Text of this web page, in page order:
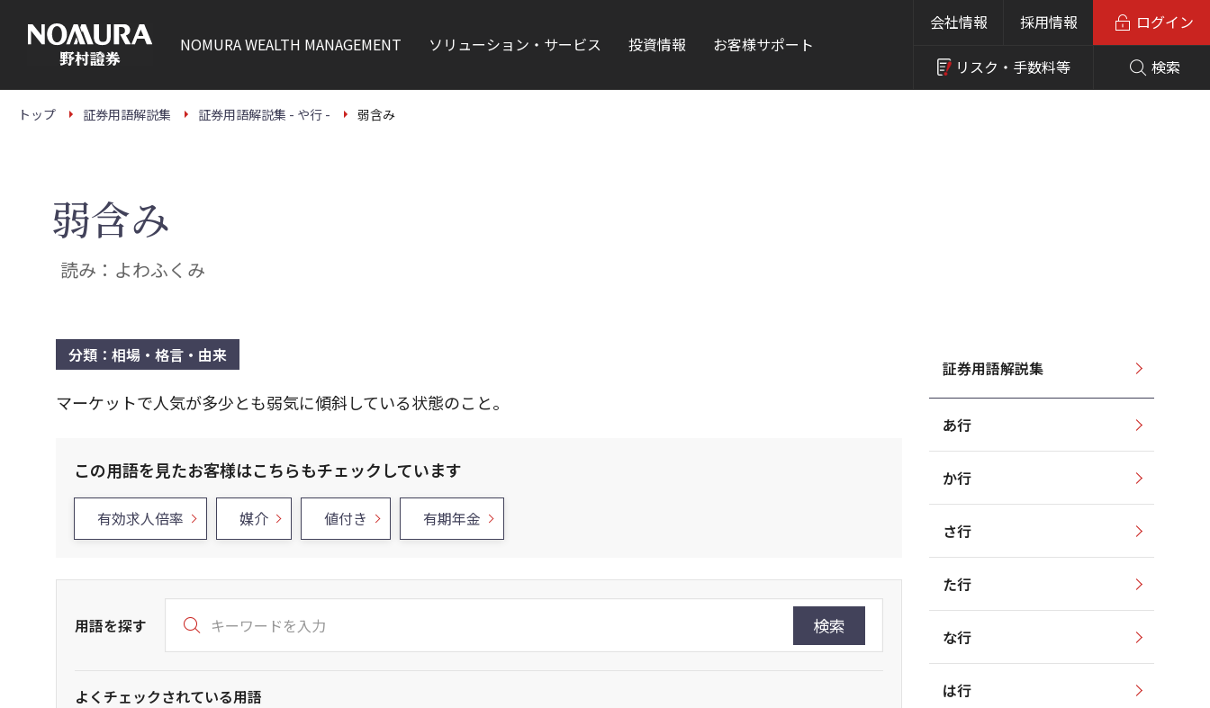
本
NOMURAWEALTH MANAGEMENT ソリューション・サービス 投資情報 お客様サポート
会社情報 採用情報
リスク・ 手数料等 検索
ログイン
トップ 証券用語解説集 証券用語解説集 - や行 - 弱含み
弱含み
読み：よわふくみ
分類：相場・格言・由来
マーケットで人気が多少とも弱気に傾斜している状態のこと。
この用語を見たお客様はこちらもチェックしています
有効求人倍率 媒介 値付き 有期年金
用語を探す 検索
よくチェックされている用語
証券用語解説集
あ行
か行
さ行
た行
な行
は行